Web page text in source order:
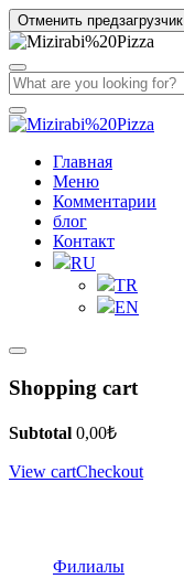
Отменить предзагрузчик
Главная
Меню
Комментарии
блог
Контакт
RU
TR
EN
Shopping cart
Subtotal 0,00₺
View cartCheckout
Филиалы